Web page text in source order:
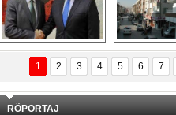
DAL İÇERİ ZÜBÜK!
ERCAN
KASIRGA
1 2 3 4 5 6 7
RÖPORTAJ